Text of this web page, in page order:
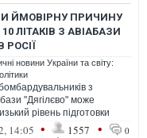
ЙМОВІРНУ ПРИЧИНУ
ЛІТАКІВ З АВІАБАЗИ
РОСІЇ
новини України та світу:
з
"Дягілєво" може
рівень підготовки
посприяло
14:05 • 1557 • 0